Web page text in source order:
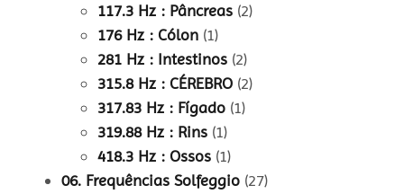
117.3 Hz : Pâncreas (2)
176 Hz : Cólon (1)
281 Hz : Intestinos (2)
315.8 Hz : CÉREBRO (2)
317.83 Hz : Fígado (1)
319.88 Hz : Rins (1)
418.3 Hz : Ossos (1)
06. Frequências Solfeggio (27)